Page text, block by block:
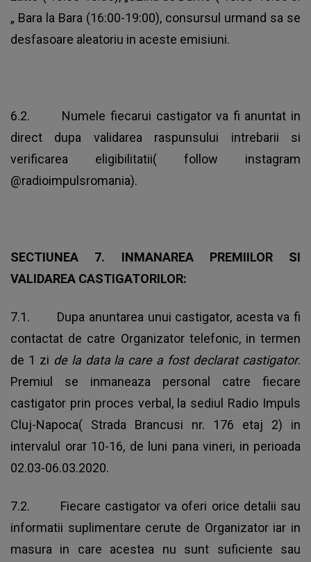
„ Bara la Bara (16:00-19:00), consursul urmand sa se
desfasoare aleatoriu in aceste emisiuni.
6.2. Numele fiecarui castigator va fi anuntat in
direct dupa validarea raspunsului intrebarii si
verificarea eligibilitatii( follow instagram
@radioimpulsromania).
SECTIUNEA 7. INMANAREA PREMIILOR SI
VALIDAREA CASTIGATORILOR:
7.1. Dupa anuntarea unui castigator, acesta va fi
contactat de catre Organizator telefonic, in termen
de 1 zi de la data la care a fost declarat castigator.
Premiul se inmaneaza personal catre fiecare
castigator prin proces verbal, la sediul Radio Impuls
Cluj-Napoca( Strada Brancusi nr. 176 etaj 2) in
intervalul orar 10-16, de luni pana vineri, in perioada
02.03-06.03.2020.
7.2. Fiecare castigator va oferi orice detalii sau
informatii suplimentare cerute de Organizator iar in
masura in care acestea nu sunt suficiente sau